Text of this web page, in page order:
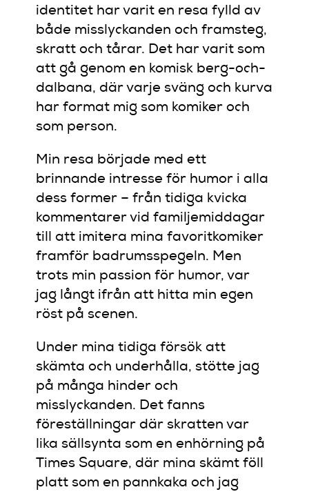
identitet har varit en resa fylld av
både misslyckanden och framsteg,
skratt och tårar. Det har varit som
att gå genom en komisk berg-och-
dalbana, där varje sväng och kurva
har format mig som komiker och
som person.
Min resa började med ett
brinnande intresse för humor i alla
dess former – från tidiga kvicka
kommentarer vid familjemiddagar
till att imitera mina favoritkomiker
framför badrumsspegeln. Men
trots min passion för humor, var
jag långt ifrån att hitta min egen
röst på scenen.
Under mina tidiga försök att
skämta och underhålla, stötte jag
på många hinder och
misslyckanden. Det fanns
föreställningar där skratten var
lika sällsynta som en enhörning på
Times Square, där mina skämt föll
platt som en pannkaka och jag